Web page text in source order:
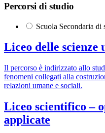
Percorsi di studio
Scuola Secondaria di
Liceo delle scienze
Il percorso è indirizzato allo
fenomeni collegati alla
relazioni umane e sociali.
Liceo scientifico –
applicate